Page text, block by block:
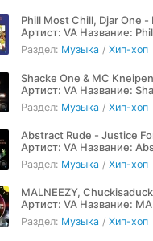
Phill Most Chill, Djar One
Артист: VA Название: Phill Most Chill, Djar One - Deal With It (2025) Жанр: Hip-Hop Год: 2025
Количество треков: 11...
Раздел: Музыка / Хип-хоп
Shacke One & MC
Артист: VA Название: Shacke One & MC Kneipenkrieger - Grober Unfug (2024) Жанр: Hip-Hop Год:
2024 Количество
Раздел: Музыка / Хип-хоп
Abstract Rude - Justice
Артист: VA Название: Abstract Rude - Justice For All Party Anthem (2024) Жанр: Hip-Hop Год: 2024
Количество треков: 4...
Раздел: Музыка / Хип-хоп
MALNEEZY,
Артист: VA Название: MALNEEZY, Chuckisaduck - Play It Like You Stole It, Vol. 1 (2025) Жанр: Hip-Hop
Год: 2025...
Раздел: Музыка / Хип-хоп